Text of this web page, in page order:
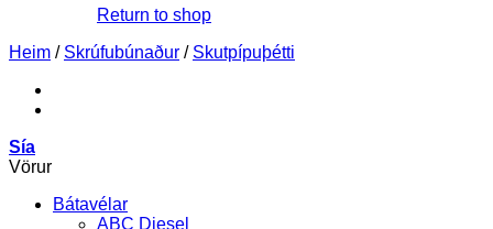
Return to shop
Heim / Skrúfubúnaður / Skutpípuþétti
Sía
Vörur
Bátavélar
ABC Diesel